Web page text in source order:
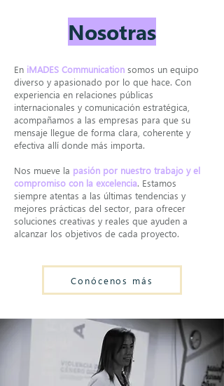
Nosotras
En iMADES Communication somos un equipo
diverso y apasionado por lo que hace. Con
experiencia en relaciones públicas
internacionales y comunicación estratégica,
acompañamos a las empresas para que su
mensaje llegue de forma clara, coherente y
efectiva allí donde más importa.
Nos mueve la pasión por nuestro trabajo y el
compromiso con la excelencia. Estamos
siempre atentas a las últimas tendencias y
mejores prácticas del sector, para ofrecer
soluciones creativas y reales que ayuden a
alcanzar los objetivos de cada proyecto.
Conócenos más